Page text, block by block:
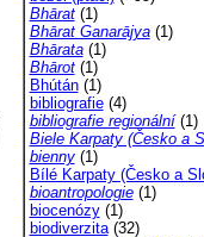
Bhārat(1)
Bhārat Ganarājya(1)
Bhārata(1)
Bhārot(1)
Bhútán(1)
bibliografie(4)
bibliografie regionální(1)
Biele Karpaty (Česko a
bienny(1)
Bílé Karpaty (Česko a
bioantropologie(1)
biocenózy(1)
biodiverzita(32)